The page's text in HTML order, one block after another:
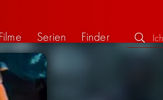
Filme Serien Finder